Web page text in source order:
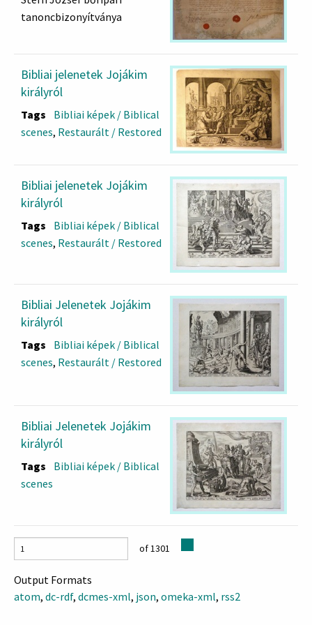
tanoncbizonyítványa
Bibliai jelenetek Jojákim
királyról
Tags
Bibliai képek / Biblical
scenes, Restaurált / Restored
Bibliai jelenetek Jojákim
királyról
Tags
Bibliai képek / Biblical
scenes, Restaurált / Restored
Bibliai Jelenetek Jojákim
királyról
Tags
Bibliai képek / Biblical
scenes, Restaurált / Restored
Bibliai Jelenetek Jojákim
királyról
Tags
Bibliai képek / Biblical
scenes
of 1301
Output Formats
atom, dc-rdf, dcmes-xml, json, omeka-xml, rss2